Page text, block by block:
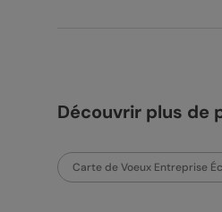
Découvrir plus de
Carte de Voeux Entreprise